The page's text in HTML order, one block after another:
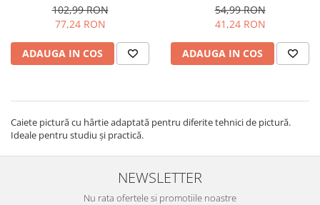
102,99 RON
77,24 RON
ADAUGA IN COS
54,99 RON
41,24 RON
ADAUGA IN COS
Caiete pictură cu hârtie adaptată pentru diferite tehnici de pictură.
Ideale pentru studiu și practică.
NEWSLETTER
Nu rata ofertele si promotiile noastre